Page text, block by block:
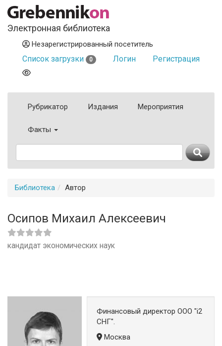
Электронная библиотека
Незарегистрированный посетитель
Список загрузки 0 Логин Регистрация
Рубрикатор Издания Мероприятия
Факты
Библиотека Автор
Осипов Михаил Алексеевич
кандидат экономических наук
Финансовый директор ООО "i2
СНГ".
Москва